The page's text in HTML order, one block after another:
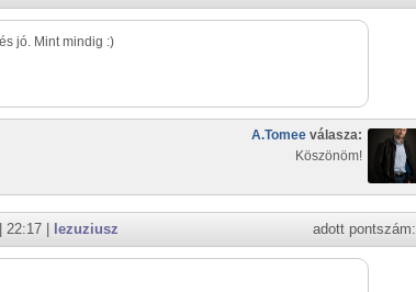
jó. Mint mindig :)
A.Tomee válasza:
Köszönöm!
adott pontszám:
| 22:17 | lezuziusz